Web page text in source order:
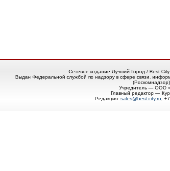
Сетевое издание Лучший Город / Best City
Выдан Федеральной службой по надзору в сфере связи,
(Роскомнадзор)
Учредитель — ООО
Главный редактор —
Редакция: sales@best-city.ru ,